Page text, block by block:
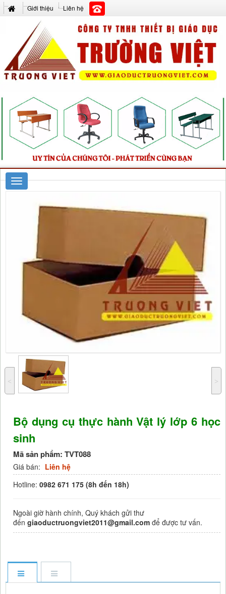
Giới thiệu Liên hệ
˂ ˃
Bộ dụng cụ thực hành Vật lý lớp 6 học
sinh
Mã sản phẩm: TVT088
Giá bán: Liên hệ
Hotline: 0982 671 175 (8h đến 18h)
Ngoài giờ hành chính, Quý khách gửi thư
đến giaoductruongviet2011@gmail.com để được tư vấn.